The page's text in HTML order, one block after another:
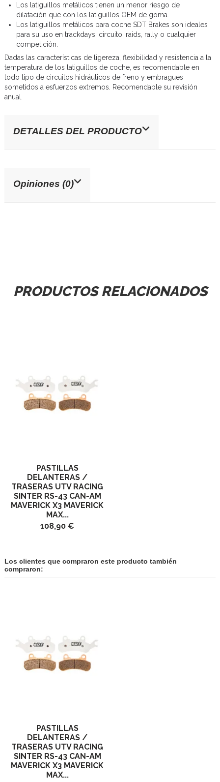
Los latiguillos metálicos tienen un menor riesgo de
dilatación que con los latiguillos OEM de goma.
Los latiguillos metálicos para coche SDT Brakes son ideales
para su uso en trackdays, circuito, raids, rally o cualquier
competición.
Dadas las características de ligereza, flexibilidad y resistencia a la
temperatura de los latiguillos de coche, es recomendable en
todo tipo de circuitos hidráulicos de freno y embragues
sometidos a esfuerzos extremos. Recomendable su revisión
anual.
DETALLES DEL PRODUCTO
Opiniones (0)
PRODUCTOS RELACIONADOS
PASTILLAS
DELANTERAS /
TRASERAS UTV RACING
SINTER RS-43 CAN-AM
MAVERICK X3 MAVERICK
MAX...
108,90 €
Los clientes que compraron este producto también
compraron:
PASTILLAS
DELANTERAS /
TRASERAS UTV RACING
SINTER RS-43 CAN-AM
MAVERICK X3 MAVERICK
MAX...